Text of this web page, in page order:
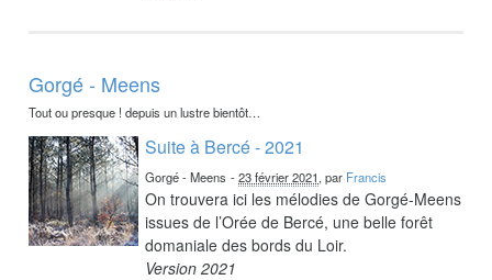
Gorgé - Meens
Tout ou presque ! depuis un lustre bientôt…
Suite à Bercé - 2021
Gorgé - Meens -23 février 2021, par Francis
On trouvera ici les mélodies de Gorgé-Meens
issues de l’Orée de Bercé, une belle forêt
domaniale des bords du Loir.
Version 2021